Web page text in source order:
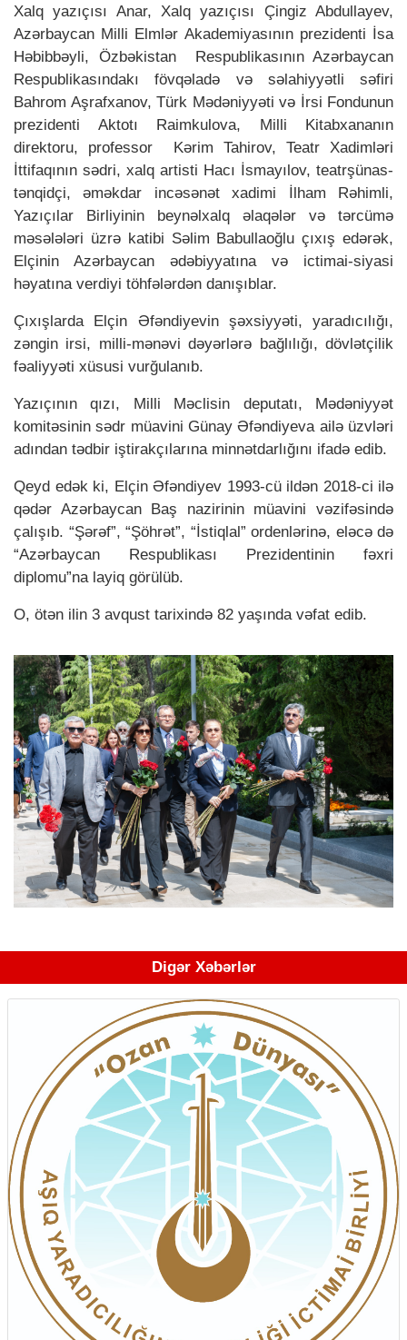
Xalq yazıçısı Anar, Xalq yazıçısı Çingiz Abdullayev,
Azərbaycan Milli Elmlər Akademiyasının prezidenti İsa
Həbibbəyli, Özbəkistan Respublikasının Azərbaycan
Respublikasındakı fövqəladə və səlahiyyətli səfiri
Bahrom Aşrafxanov, Türk Mədəniyyəti və İrsi Fondunun
prezidenti Aktotı Raimkulova, Milli Kitabxananın
direktoru, professor Kərim Tahirov, Teatr Xadimləri
İttifaqının sədri, xalq artisti Hacı İsmayılov, teatrşünas-
tənqidçi, əməkdar incəsənət xadimi İlham Rəhimli,
Yazıçılar Birliyinin beynəlxalq əlaqələr və tərcümə
məsələləri üzrə katibi Səlim Babullaoğlu çıxış edərək,
Elçinin Azərbaycan ədəbiyyatına və ictimai-siyasi
həyatına verdiyi töhfələrdən danışıblar.
Çıxışlarda Elçin Əfəndiyevin şəxsiyyəti, yaradıcılığı,
zəngin irsi, milli-mənəvi dəyərlərə bağlılığı, dövlətçilik
fəaliyyəti xüsusi vurğulanıb.
Yazıçının qızı, Milli Məclisin deputatı, Mədəniyyət
komitəsinin sədr müavini Günay Əfəndiyeva ailə üzvləri
adından tədbir iştirakçılarına minnətdarlığını ifadə edib.
Qeyd edək ki, Elçin Əfəndiyev 1993-cü ildən 2018-ci ilə
qədər Azərbaycan Baş nazirinin müavini vəzifəsində
çalışıb. “Şərəf”, “Şöhrət”, “İstiqlal” ordenlərinə, eləcə də
“Azərbaycan Respublikası Prezidentinin fəxri
diplomu”na layiq görülüb.
O, ötən ilin 3 avqust tarixində 82 yaşında vəfat edib.
Digər Xəbərlər